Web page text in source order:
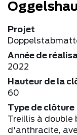
Projet
Année de
2022
Hauteur de la
60
Type de clôture
Treillis à double
d'anthracite,